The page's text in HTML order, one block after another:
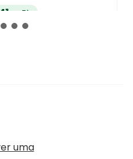
no Pix
em até
Carrinho
uma